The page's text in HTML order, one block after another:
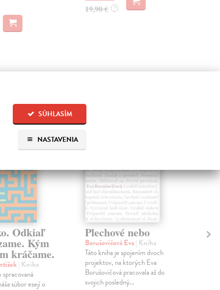
SÚHLASÍM
NASTAVENIA
19,90 € ?
na sklade
Odkiaľ
Kým
kráčame.
| Kniha
súbor esejí o
Plechové nebo
Borušovičová Eva| Kniha
Táto kniha je spojením dvoch
projektov, na ktorých Eva
Borušovičová pracovala až do
svojich posledný...